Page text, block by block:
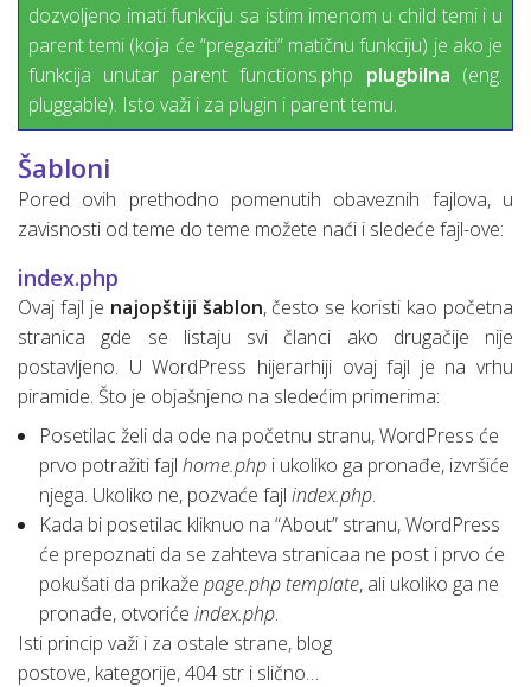
dozvoljeno imati funkciju sa istim imenom u child temi i u
parent temi (koja će “pregaziti” matičnu funkciju) je ako je
funkcija unutar parent functions.php plugbilna (eng.
pluggable). Isto važi i za plugin i parent temu.
Šabloni
Pored ovih prethodno pomenutih obaveznih fajlova, u
zavisnosti od teme do teme možete naći i sledeće fajl-ove:
index.php
Ovaj fajl je najopštiji šablon, često se koristi kao početna
stranica gde se listaju svi članci ako drugačije nije
postavljeno. U WordPress hijerarhiji ovaj fajl je na vrhu
piramide. Što je objašnjeno na sledećim primerima:
Posetilac želi da ode na početnu stranu, WordPress će
prvo potražiti fajl home.phpi ukoliko ga pronađe, izvršiće
njega. Ukoliko ne, pozvaće fajl index.php.
Kada bi posetilac kliknuo na “About” stranu, WordPress
će prepoznati da se zahteva stranicaa ne post i prvo će
pokušati da prikaže page.php template, ali ukoliko ga ne
pronađe, otvoriće index.php.
Isti princip važi i za ostale strane, blog
postove, kategorije, 404 str i slično…